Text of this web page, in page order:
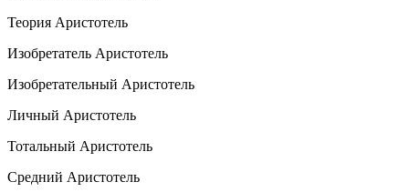
Теория Аристотель
Изобретатель Аристотель
Изобретательный Аристотель
Личный Аристотель
Тотальный Аристотель
Средний Аристотель